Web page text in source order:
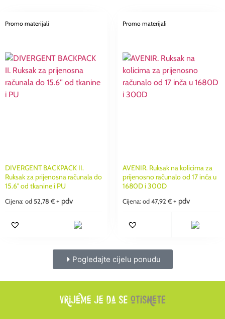
Promo materijali
DIVERGENT BACKPACK II.
Ruksak za prijenosna računala do
15.6'' od tkanine i PU
Cijena: od 52,78 € + pdv
Promo materijali
AVENIR. Ruksak na kolicima za
prijenosno računalo od 17 inča u
1680D i 300D
Cijena: od 47,92 € + pdv
Pogledajte cijelu ponudu